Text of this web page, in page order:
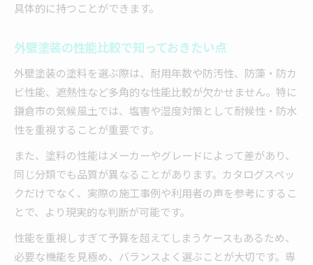
具体的に持つことができます。
外壁塗装の性能比較で知っておきたい点
外壁塗装の塗料を選ぶ際は、耐用年数や防汚性、防藻・防カ
ビ性能、遮熱性など多角的な性能比較が欠かせません。特に
鎌倉市の気候風土では、塩害や湿度対策として耐候性・防水
性を重視することが重要です。
また、塗料の性能はメーカーやグレードによって差があり、
同じ分類でも品質が異なることがあります。カタログスペッ
クだけでなく、実際の施工事例や利用者の声を参考にするこ
とで、より現実的な判断が可能です。
性能を重視しすぎて予算を超えてしまうケースもあるため、
必要な機能を見極め、バランスよく選ぶことが大切です。専